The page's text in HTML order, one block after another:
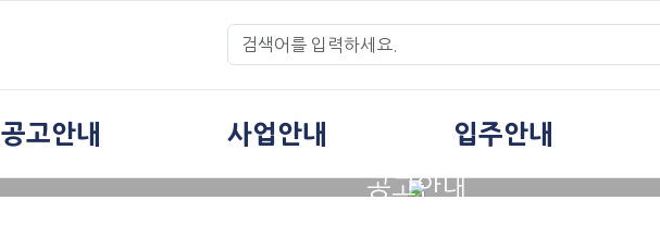
공고안내 사업안내 입주안내
공고안내